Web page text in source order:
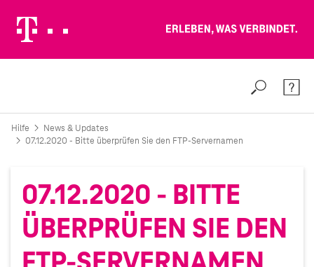
Suche
Hilfe
News & Updates
07.12.2020 - Bitte überprüfen Sie den FTP-Servernamen
07.12.2020 - BITTE
ÜBERPRÜFEN SIE DEN